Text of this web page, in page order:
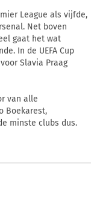
League als vijfde,
Net boven
gaat het wat
In de UEFA Cup
Slavia Praag
van alle
Boekarest,
minste clubs dus.